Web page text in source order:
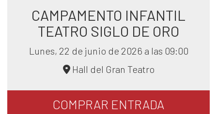
CAMPAMENTO INFANTIL
TEATRO SIGLO DE ORO
Lunes, 22 de junio de 2026 a las 09:00
Hall del Gran Teatro
COMPRAR ENTRADA